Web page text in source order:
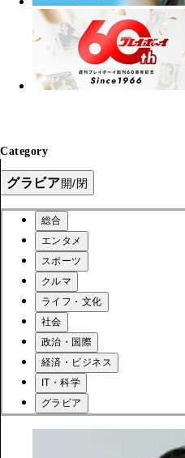
Category
グラビア開/閉
総合
エンタメ
スポーツ
クルマ
ライフ・文化
社会
政治・国際
経済・ビジネス
IT・科学
グラビア